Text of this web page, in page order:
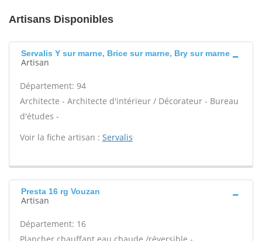
Artisans Disponibles
Servalis Y sur marne, Brice sur marne, Bry sur marne
Artisan
Département: 94
Architecte - Architecte d'intérieur / Décorateur - Bureau
d'études -
Voir la fiche artisan : Servalis
Presta 16 rg Vouzan
Artisan
Département: 16